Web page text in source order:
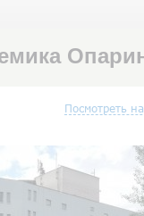
Посмотреть